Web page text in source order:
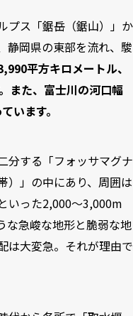
プス「鋸岳（鋸山）」か
静岡県の東部を流れ、駿
平方キロメートル、
また、富士川の河口幅
います。
分する「フォッサマグナ
）」の中にあり、周囲は
いった2,000〜3,000m
な急峻な地形と脆弱な地
は大変急。それが理由で